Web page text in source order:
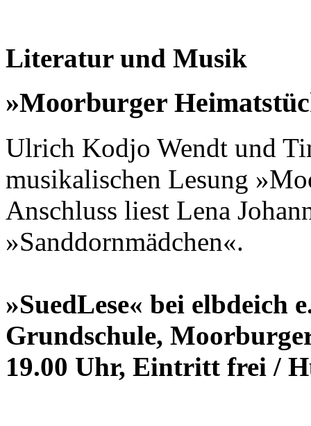
Literatur und Musik
»Moorburger
Ulrich Kodjo Wendt und
musikalischen Lesung
Anschluss liest Lena
»Sanddornmädchen«.
»SuedLese« bei elbdeich
Grundschule,
19.00 Uhr, Eintritt frei /